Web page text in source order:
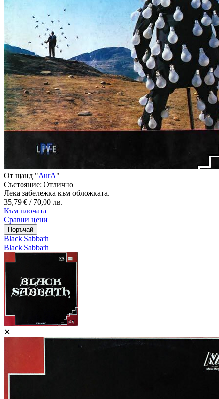
От щанд "AurA"
Състояние: Отлично
Лека забележка към обложката.
35,79 € / 70,00 лв.
Към плочата
Сравни цени
Black Sabbath
Black Sabbath
✕